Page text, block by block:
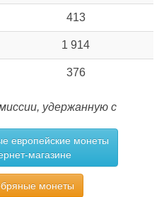
413
1 914
376
удержанную с
европейские монеты
магазине
монеты